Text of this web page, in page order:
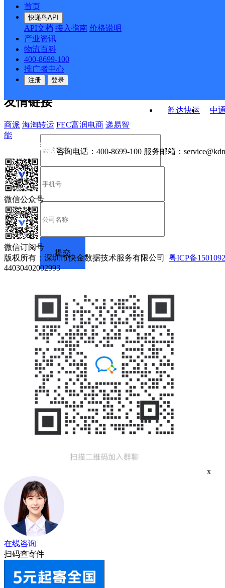
首页
快递鸟API
API文档 接入指南 价格说明
产业资讯
物流百科
400-8699-100
推广者中心
注册 登录
韵达快运
中
API接口 DEMO下载
关于我们
公司介绍 企业动态
合作伙伴 快递鸟接口服务协议
户隐私政策
友情链接
商派 海淘转运 FEC富润电商 递易智
能
咨询电话： 400-8699-100 服务邮箱：
微信公众号
微信订阅号
版权所有：深圳市快金数据技术服务有限公司 粤ICP备
44030402002993
x
在线咨询
扫码查寄件